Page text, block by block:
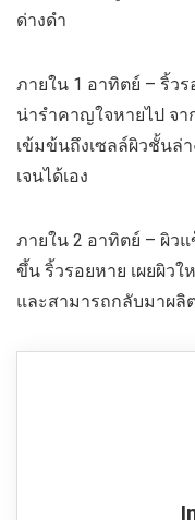
ด่างดำ
ภายใน 1 อาทิตย์ – ริ้ว
น่ารำคาญใจหายไป จ
เข้มข้นถึงเซลล์ผิวชั้นล่
เจนได้เอง
ภายใน 2 อาทิตย์ – ผิว
ขึ้น ริ้วรอยหาย เผยผิว
และสามารถกลับมาผลิ